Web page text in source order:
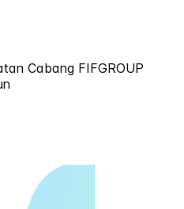
Cabang FIFGROUP